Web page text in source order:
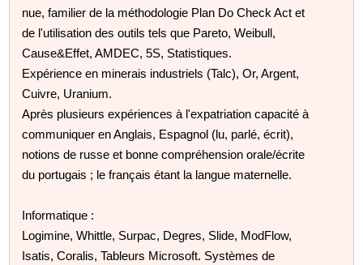
nue, familier de la méthodologie Plan Do Check Act et
de l'utilisation des outils tels que Pareto, Weibull,
Cause&Effet, AMDEC, 5S, Statistiques.
Expérience en minerais industriels (Talc), Or, Argent,
Cuivre, Uranium.
Après plusieurs expériences à l'expatriation capacité à
communiquer en Anglais, Espagnol (lu, parlé, écrit),
notions de russe et bonne compréhension orale/écrite
du portugais ; le français étant la langue maternelle.
Informatique :
Logimine, Whittle, Surpac, Degres, Slide, ModFlow,
Isatis, Coralis, Tableurs Microsoft. Systèmes de